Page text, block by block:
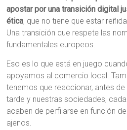
apostar por una transición digital
ética, que no tiene que estar
Una transición que respete las
fundamentales europeos.
Eso es lo que está en juego
apoyamos al comercio local.
tenemos que reaccionar, antes
tarde y nuestras sociedades,
acaben de perfilarse en función
ajenos.